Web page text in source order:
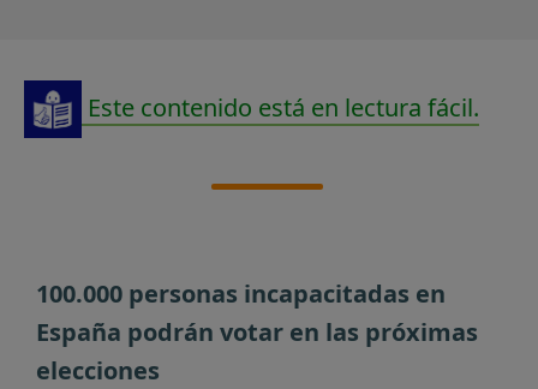
Este contenido está en lectura fácil.
100.000 personas incapacitadas en
España podrán votar en las próximas
elecciones